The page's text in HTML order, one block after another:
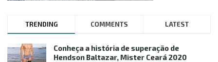
TRENDING COMMENTS LATEST
Conheça a história de superação de
Hendson Baltazar, Mister Ceará 2020